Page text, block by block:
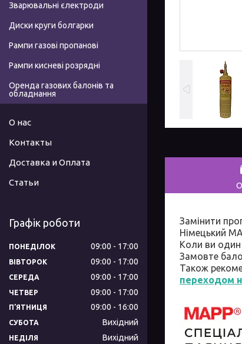
Замінити
Німецький
Коли ви один
Замовте
Також
переходом
Зварювальні єлектроди
Диски круги болгарки
Рампи газові пропанові
Рампи кисневі розрядні
Оренда газових балонів та
обладнання
О нас
Контакты
Доставка и Оплата
Статьи
Графік роботи
ПОНЕДІЛОК 09:00 17:00
ВІВТОРОК 09:00 17:00
СЕРЕДА 09:00 17:00
ЧЕТВЕР 09:00 17:00
ПʼЯТНИЦЯ 09:00 16:00
СУБОТА Вихідний
НЕДІЛЯ Вихідний